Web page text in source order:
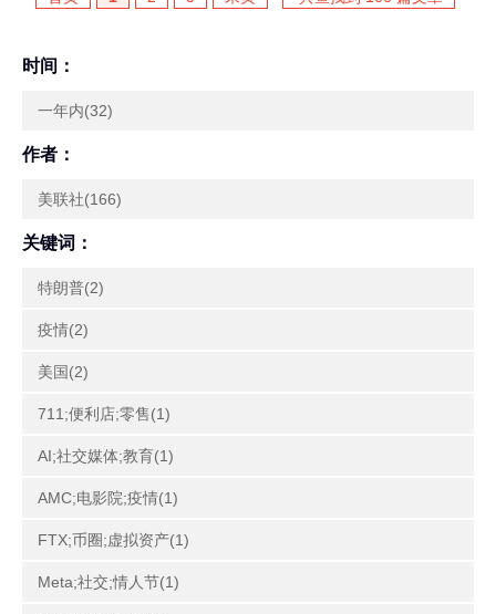
时间：
一年内(32)
作者：
美联社(166)
关键词：
特朗普(2)
疫情(2)
美国(2)
711;便利店;零售(1)
AI;社交媒体;教育(1)
AMC;电影院;疫情(1)
FTX;币圈;虚拟资产(1)
Meta;社交;情人节(1)